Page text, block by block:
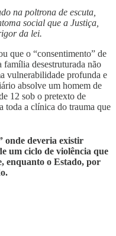
na poltrona de escuta,
social que a Justiça,
da lei.
que o “consentimento” de
família desestruturada não
vulnerabilidade profunda e
absolve um homem de
12 sob o pretexto de
toda a clínica do trauma que
onde deveria existir
um ciclo de violência que
enquanto o Estado, por